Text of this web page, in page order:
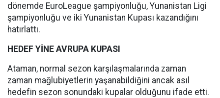
dönemde EuroLeague şampiyonluğu, Yunanistan Ligi
şampiyonluğu ve iki Yunanistan Kupası kazandığını
hatırlattı.
HEDEF YİNE AVRUPA KUPASI
Ataman, normal sezon karşılaşmalarında zaman
zaman mağlubiyetlerin yaşanabildiğini ancak asıl
hedefin sezon sonundaki kupalar olduğunu ifade etti.